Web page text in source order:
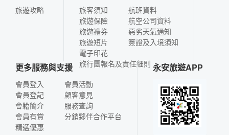
旅遊攻略
旅客須知
旅遊保險
旅遊禮券
旅遊短片
電子印花
航班資料
航空公司資料
惡劣天氣通知
簽證及入境須知
旅行團報名及責任細則
更多服務與支援
會員登入
會員登記
會籍簡介
會員有賞
精選優惠
會員活動
顧客意見
服務查詢
分銷夥伴合作平台
永安旅遊APP